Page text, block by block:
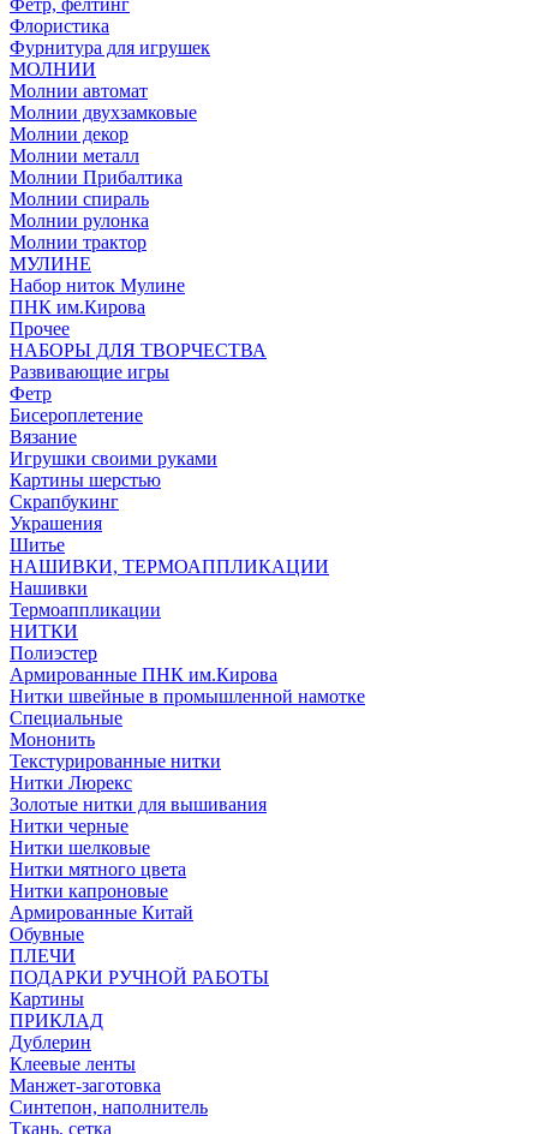
Фетр, фелтинг
Флористика
Фурнитура для игрушек
МОЛНИИ
Молнии автомат
Молнии двухзамковые
Молнии декор
Молнии металл
Молнии Прибалтика
Молнии спираль
Молнии рулонка
Молнии трактор
МУЛИНЕ
Набор ниток Мулине
ПНК им.Кирова
Прочее
НАБОРЫ ДЛЯ ТВОРЧЕСТВА
Развивающие игры
Фетр
Бисероплетение
Вязание
Игрушки своими руками
Картины шерстью
Скрапбукинг
Украшения
Шитье
НАШИВКИ, ТЕРМОАППЛИКАЦИИ
Нашивки
Термоаппликации
НИТКИ
Полиэстер
Армированные ПНК им.Кирова
Нитки швейные в промышленной намотке
Специальные
Мононить
Текстурированные нитки
Нитки Люрекс
Золотые нитки для вышивания
Нитки черные
Нитки шелковые
Нитки мятного цвета
Нитки капроновые
Армированные Китай
Обувные
ПЛЕЧИ
ПОДАРКИ РУЧНОЙ РАБОТЫ
Картины
ПРИКЛАД
Дублерин
Клеевые ленты
Манжет-заготовка
Синтепон, наполнитель
Ткань, сетка